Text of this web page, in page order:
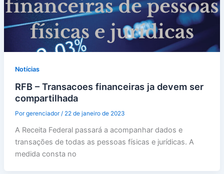
Notícias
RFB – Transacoes financeiras ja devem ser
compartilhada
Por gerenciador / 22 de janeiro de 2023
A Receita Federal passará a acompanhar dados e
transações de todas as pessoas físicas e jurídicas. A
medida consta no